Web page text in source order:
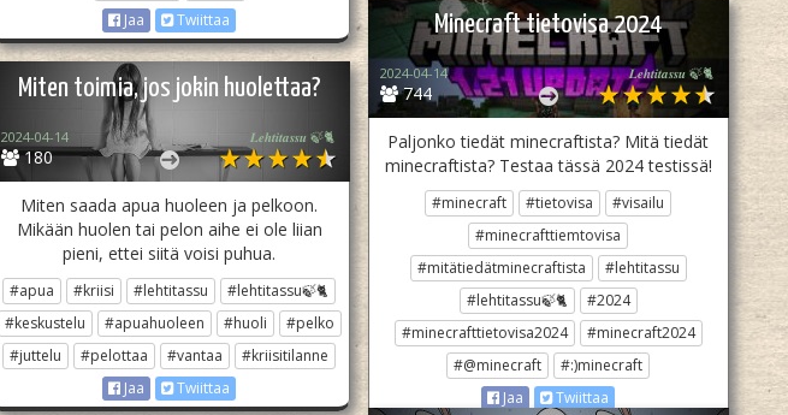
Jaa
Twiittaa Minecraft tietovisa 2024
744
2024-04-14 𝑳𝒆𝒉𝒕𝒊𝒕𝒂𝒔𝒔𝒖 🍃🐈
Paljonko tiedät minecraftista? Mitä tiedät
minecraftista? Testaa tässä 2024 testissä!
#minecraft #tietovisa
#visailu
#minecrafttiemtovisa
#mitätiedätminecraftista
#lehtitassu
#lehtitassu🍃🐈
#2024
#minecrafttietovisa2024
#minecraft2024
#@minecraft
#:)minecraft
Jaa
Twiittaa
Miten toimia, jos jokin huolettaa?
180
2024-04-14 𝑳𝒆𝒉𝒕𝒊𝒕𝒂𝒔𝒔𝒖 🍃🐈
Miten saada apua huoleen ja pelkoon.
Mikään huolen tai pelon aihe ei ole liian
pieni, ettei siitä voisi puhua.
#apua #kriisi #lehtitassu
#lehtitassu🍃🐈
#keskustelu
#apuahuoleen #huoli
#pelko
#juttelu
#pelottaa #vantaa
#kriisitilanne
Jaa
Twiittaa